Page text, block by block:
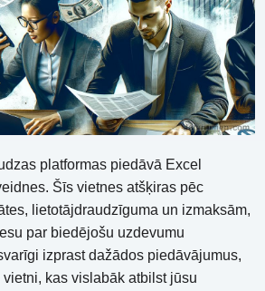
platformas piedāvā Excel
Šīs vietnes atšķiras pēc
lietotājdraudzīguma un izmaksām,
par biedējošu uzdevumu
izprast dažādos piedāvājumus,
kas vislabāk atbilst jūsu